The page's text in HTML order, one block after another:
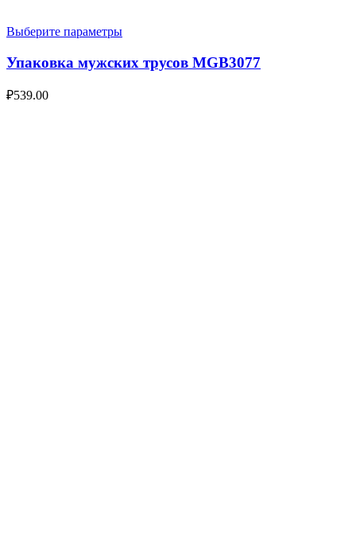
Выберите параметры
Упаковка мужских трусов MGB3077
₽539.00